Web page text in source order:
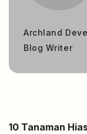
Archland
Blog Writer
10 Tanaman